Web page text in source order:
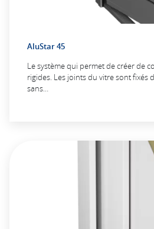
AluStar 45
Le système qui permet de créer de
rigides. Les joints du vitre sont fixés
sans…